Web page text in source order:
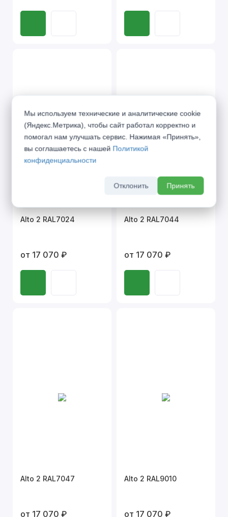
Alto 2 RAL7024
от 17 070 ₽
Alto 2 RAL7044
от 17 070 ₽
Alto 2 RAL7047
от 17 070 ₽
Alto 2 RAL9010
от 17 070 ₽
Мы используем технические и аналитические cookie
(Яндекс.Метрика), чтобы сайт работал корректно и
помогал нам улучшать сервис. Нажимая «Принять»,
вы соглашаетесь с нашей Политикой
конфиденциальности
Отклонить Принять